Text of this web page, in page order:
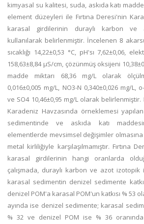
kimyasal su kalitesi, suda, askıda katı
element düzeyleri ile Fırtına Deresi'nin
karasal girdilerinin duraylı karbon ve
kullanılarak belirlenmiştir. İncelenen 8
sıcaklığı 14,22±0,53 °C, pH'sı 7,62±0,06,
158,63±8,84 µS/cm, çözünmüş oksijeni
madde miktarı 68,36 mg/L olarak
0,016±0,005 mg/L, NO3-N 0,340±0,026 mg/L,
ve SO4 10,46±0,95 mg/L olarak belirlenmiştir.
Karadeniz Havzasında örneklemesi
sedimentinde ve askıda katı
elementlerde mevsimsel değişimler
metal kirliliğiyle karşılaşılmamıştır. Fırtına
karasal girdilerinin hangi oranlarda
çalışmada, duraylı karbon ve azot izotopik
karasal sedimentin denizel sedimente
denizel POM'a karasal POM'un katkısı % 53
ayında ise denizel sedimente; karasal
% 32 ve denizel POM ise % 36 oranında